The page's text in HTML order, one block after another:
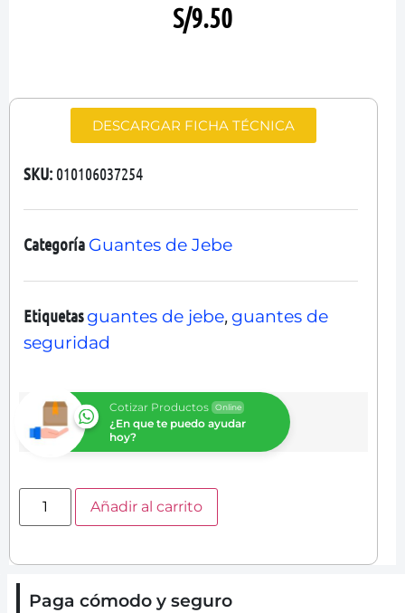
S/9.50
DESCARGAR FICHA TÉCNICA
SKU: 010106037254
Categoría Guantes de Jebe
Etiquetas guantes de jebe, guantes de
seguridad
Cotizar Productos Online
¿En que te puedo ayudar
hoy?
Añadir al carrito
Paga cómodo y seguro